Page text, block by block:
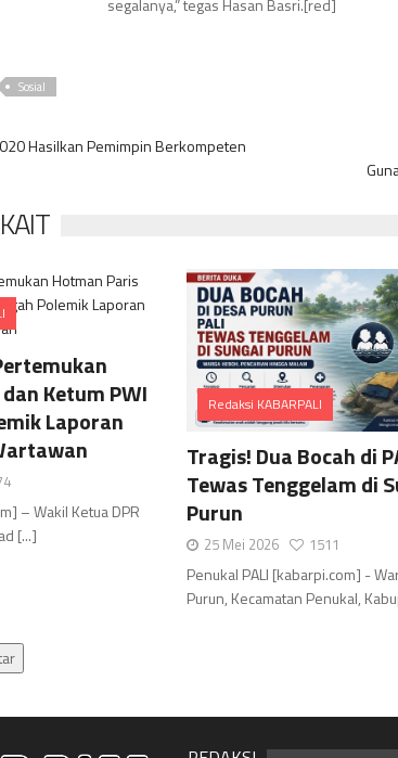
segalanya,” tegas Hasan Basri.[red]
Sosial
Hasilkan Pemimpin Berkompeten
Ketum PWI
Laporan
– Wakil Ketua DPR
[...]
Redaksi KABARPALI
Tragis! Dua Bocah di
Tewas Tenggelam di
Purun
25 Mei 2026 1511
Penukal PALI [kabarpi.com] -
Purun, Kecamatan Penukal,